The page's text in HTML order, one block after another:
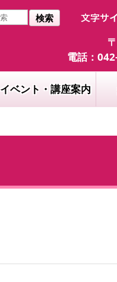
検索
電話：
イベント・講座案内